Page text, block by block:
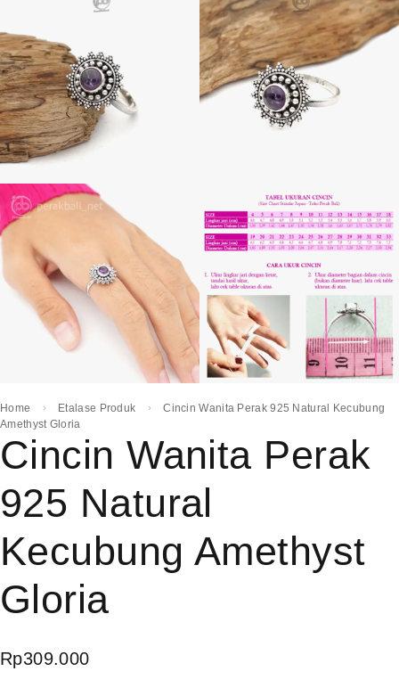
Home Etalase Produk
Cincin Wanita Perak 925 Natural Kecubung
Amethyst Gloria
Cincin Wanita Perak
925 Natural
Kecubung Amethyst
Gloria
Rp309.000